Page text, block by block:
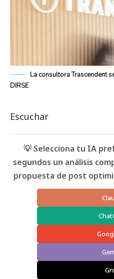
La consultora Trascendent
DIRSE
Escuchar
💡 Selecciona tu IA
segundos un análisis
propuesta de post